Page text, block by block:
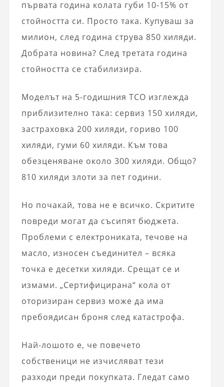
първата година колата губи 10-15% от
стойността си. Просто така. Купуваш за
милион, след година струва 850 хиляди.
Добрата новина? След третата година
стойността се стабилизира.
Моделът на 5-годишния TCO изглежда
приблизително така: сервиз 150 хиляди,
застраховка 200 хиляди, гориво 100
хиляди, гуми 60 хиляди. Към това
обезценяване около 300 хиляди. Общо?
810 хиляди злоти за пет години.
Но почакай, това не е всичко. Скритите
повреди могат да съсипят бюджета.
Проблеми с електрониката, течове на
масло, износен съединител – всяка
точка е десетки хиляди. Срещат се и
измами. „Сертифицирана“ кола от
оторизиран сервиз може да има
пребоядисан броня след катастрофа.
Най-лошото е, че повечето
собственици не изчисляват тези
разходи преди покупката. Гледат само